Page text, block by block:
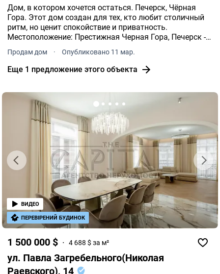
Дом, в котором хочется остаться. Печерск, Чёрная
Гора. Этот дом создан для тех, кто любит столичный
ритм, но ценит спокойствие и приватность.
Местоположение: Престижная Черная Гора, Печерск -
тишина и зелень, рядом центр. До метро Зверинецкая -
7 минут, до Либидской - 10 минут. Novus - 5 минут.
Продам дом · Опубликовано 11 мар.
Еще 1 предложение этого объекта
1 500 000 $ 4 688 $ за м²
ул. Павла Загребельного(Николая
Раевского), 14
ВИДЕО
ПЕРЕВІРЕНИЙ БУДИНОК